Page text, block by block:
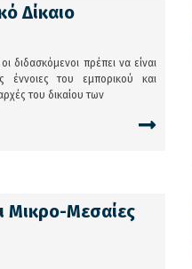
Δίκαιο
διδασκόμενοι πρέπει να είναι
του εμπορικού και
του δικαίου των
Μικρο-Μεσαίες